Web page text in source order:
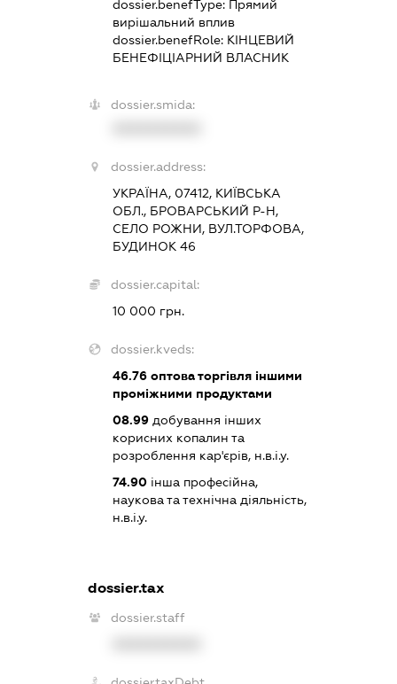
dossier.benefType: Прямий
вирішальний вплив
dossier.benefRole: КІНЦЕВИЙ
БЕНЕФІЦІАРНИЙ ВЛАСНИК
dossier.smida:
dossier.address:
УКРАЇНА, 07412, КИЇВСЬКА
ОБЛ., БРОВАРСЬКИЙ Р-Н,
СЕЛО РОЖНИ, ВУЛ.ТОРФОВА,
БУДИНОК 46
dossier.capital:
10 000 грн.
dossier.kveds:
46.76оптова торгівля іншими
проміжними продуктами
08.99добування інших
корисних копалин та
розроблення кар'єрів, н.в.і.у.
74.90інша професійна,
наукова та технічна діяльність,
н.в.і.у.
dossier.tax
dossier.staff